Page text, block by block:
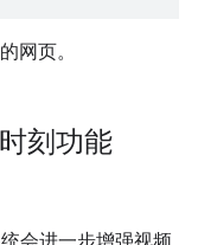
网页。
刻功能